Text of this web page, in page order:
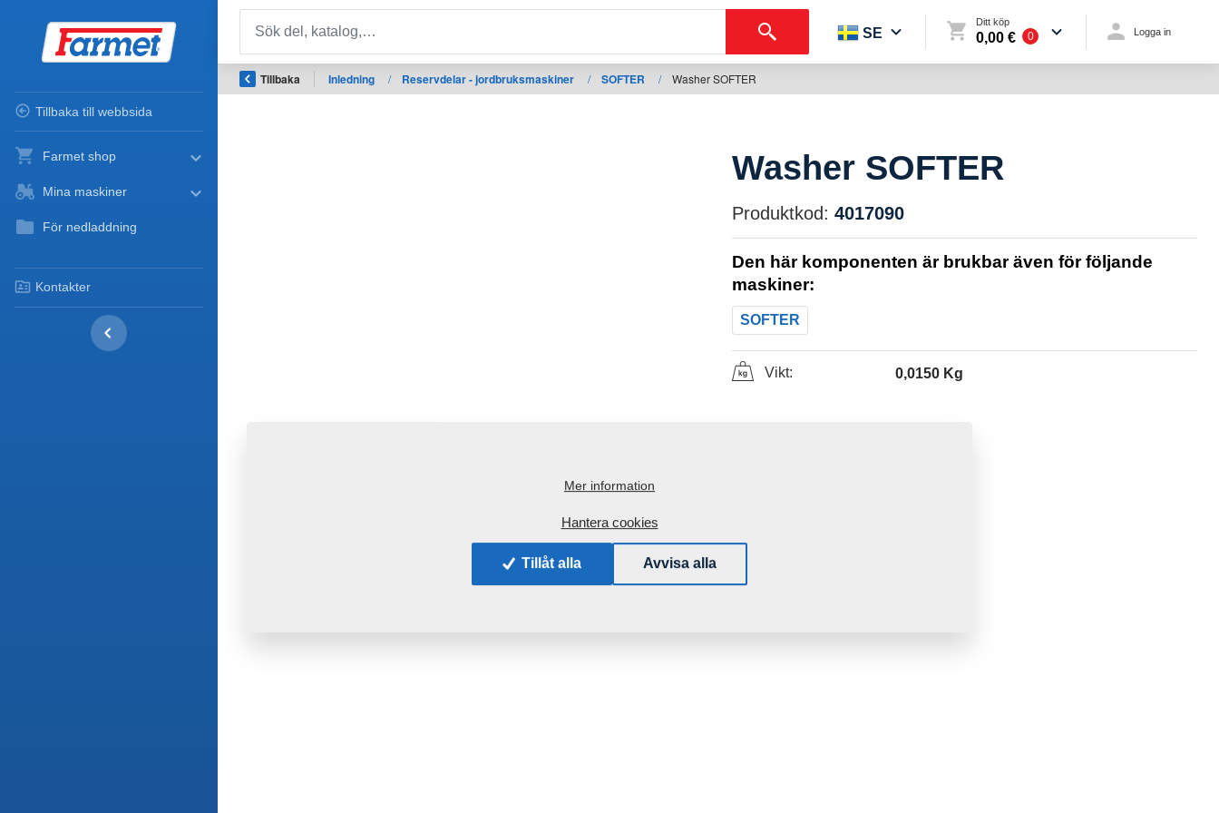
Tillbaka till webbsida
Farmet shop
Mina maskiner
För nedladdning
Kontakter
SE
Ditt köp
0,00 € 0 Logga in
Tillbaka Inledning / Reservdelar - jordbruksmaskiner / SOFTER / Washer SOFTER
Washer SOFTER
Produktkod: 4017090
Den här komponenten är brukbar även för följande
maskiner:
SOFTER
Vikt: 0,0150 Kg
Mer information
Hantera cookies
Tillåt alla Avvisa alla